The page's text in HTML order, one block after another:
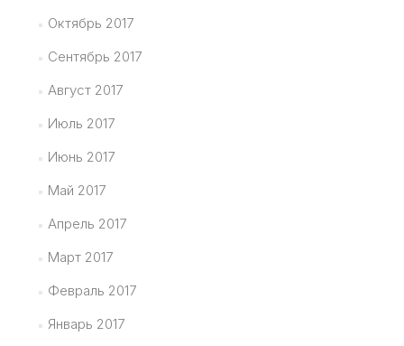
Октябрь 2017
Сентябрь 2017
Август 2017
Июль 2017
Июнь 2017
Май 2017
Апрель 2017
Март 2017
Февраль 2017
Январь 2017